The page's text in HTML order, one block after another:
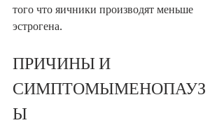
того что яичники производят меньше
эстрогена.
ПРИЧИНЫ И
СИМПТОМЫМЕНОПАУЗ
Ы